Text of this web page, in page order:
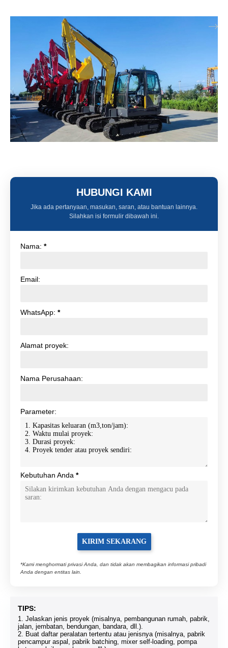
HUBUNGI KAMI
Jika ada pertanyaan, masukan, saran, atau bantuan lainnya.
Silahkan isi formulir dibawah ini.
Nama: *
Email:
WhatsApp: *
Alamat proyek:
Nama Perusahaan:
Parameter:
Kebutuhan Anda *
*Kami menghormati privasi Anda, dan tidak akan membagikan informasi pribadi
Anda dengan entitas lain.
TIPS:
1. Jelaskan jenis proyek (misalnya, pembangunan rumah, pabrik,
jalan, jembatan, bendungan, bandara, dll.).
2. Buat daftar peralatan tertentu atau jenisnya (misalnya, pabrik
pencampur aspal, pabrik batching, mixer self-loading, pompa